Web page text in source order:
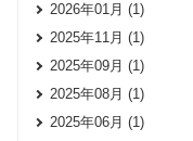
2026年01月 (1)
2025年11月 (1)
2025年09月 (1)
2025年08月 (1)
2025年06月 (1)